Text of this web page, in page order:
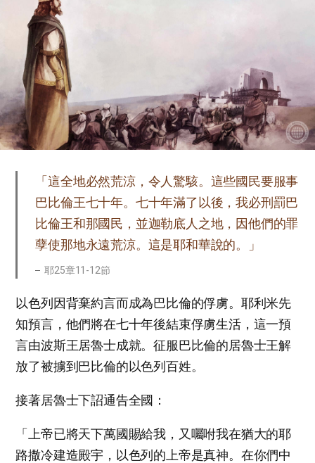
「這全地必然荒涼，令人驚駭。這些國民要服事
巴比倫王七十年。七十年滿了以後，我必刑罰巴
比倫王和那國民，並迦勒底人之地，因他們的罪
孽使那地永遠荒涼。這是耶和華說的。」
耶25章11-12節
以色列因背棄約言而成為巴比倫的俘虜。耶利米先
知預言，他們將在七十年後結束俘虜生活，這一預
言由波斯王居魯士成就。征服巴比倫的居魯士王解
放了被擄到巴比倫的以色列百姓。
接著居魯士下詔通告全國：
「上帝已將天下萬國賜給我，又囑咐我在猶大的耶
路撒冷建造殿宇，以色列的上帝是真神。在你們中